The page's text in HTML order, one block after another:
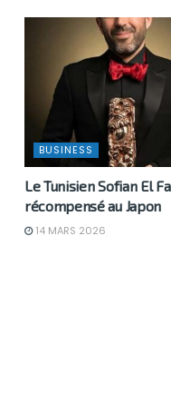
BUSINESS
Le Tunisien Sofian El
récompensé au Japon
14 MARS 2026